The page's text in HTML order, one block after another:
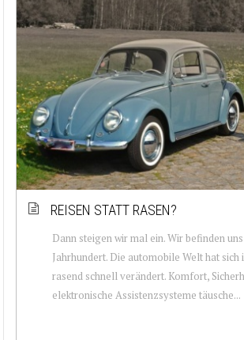
REISEN STATT RASEN?
Dann steigen wir mal ein. Wir befinden
Jahrhundert. Die automobile Welt hat sich
rasend schnell verändert. Komfort,
elektronische Assistenzsysteme täusche...